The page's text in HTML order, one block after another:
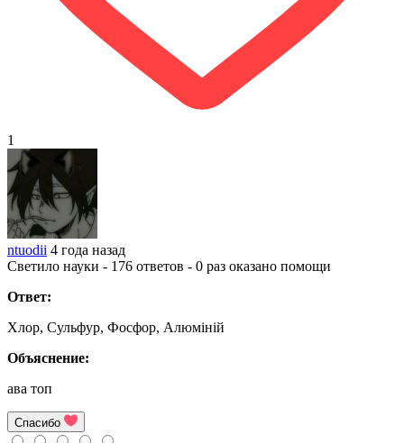
1
ntuodii 4 года назад
Светило науки - 176 ответов - 0 раз оказано помощи
Ответ:
Хлор, Сульфур, Фосфор, Алюміній
Объяснение:
ава топ
Спасибо